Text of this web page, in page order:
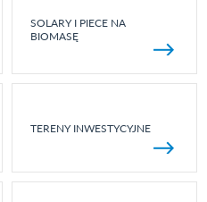
SOLARY I PIECE NA
BIOMASĘ
TERENY INWESTYCYJNE